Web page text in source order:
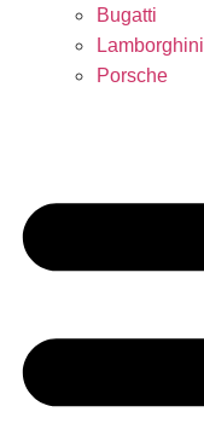
Bugatti
Lamborghini
Porsche